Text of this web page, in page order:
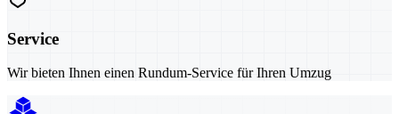
Service
Wir bieten Ihnen einen Rundum-Service für Ihren Umzug